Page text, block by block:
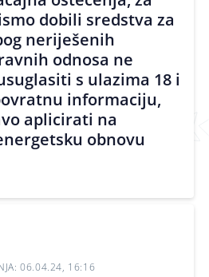
dobili sredstva za
neriješenih
odnosa ne
s ulazima 18 i
informaciju,
aplicirati na
obnovu
06.04.24, 16:16